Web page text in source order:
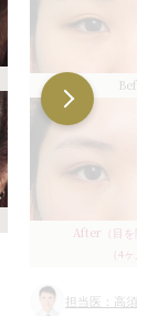
After （目を
（4ヶ
担当医：高須